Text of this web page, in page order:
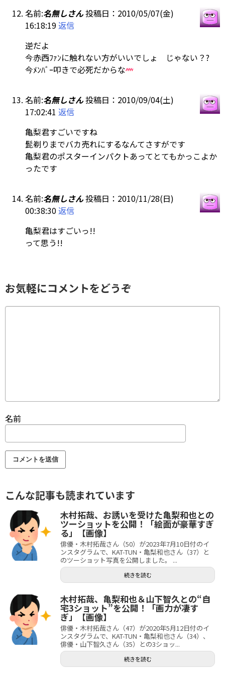
名前:名無しさん投稿日：2010/05/07(金)
16:18:19返信
逆だよ
今赤西ﾌｧﾝに触れない方がいいでしょ じゃない？?
今ﾒﾝﾊﾞｰ叩きで必死だからな
名前:名無しさん投稿日：2010/09/04(土)
17:02:41 返信
亀梨君すごいですね
髭剃りまでバカ売れにするなんてさすがです
亀梨君のポスターインパクトあってとてもかっこよか
ったです
名前:名無しさん投稿日：2010/11/28(日)
00:38:30返信
亀梨君はすごいっ!!
って思う!!
お気軽にコメントをどうぞ
名前
こんな記事も読まれています
木村拓哉、お誘いを受けた亀梨和也との
ツーショットを公開！「絵面が豪華すぎ
る」【画像】
俳優・木村拓哉さん（50）が2023年7月10日付のイ
ンスタグラムで、KAT-TUN・亀梨和也さん（37）と
のツーショット写真を公開しました。 ...
続きを読む
木村拓哉、亀梨和也＆山下智久との“自
宅3ショット”を公開！「画力が凄す
ぎ」【画像】
俳優・木村拓哉さん（47）が2020年5月12日付のイ
ンスタグラムで、KAT-TUN・亀梨和也さん（34）、
俳優・山下智久さん（35）との3ショッ...
続きを読む